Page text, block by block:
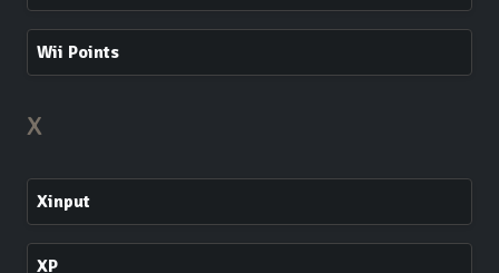
Wii Points
X
Xinput
XP